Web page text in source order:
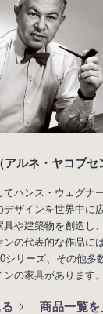
（アルネ・ヤコブセ
ハンス・ウェグナ
ザインを世界中に
や建築物を創造し
ンの代表的な作品に
シリーズ、その他多
の家具があります。
商品一覧を